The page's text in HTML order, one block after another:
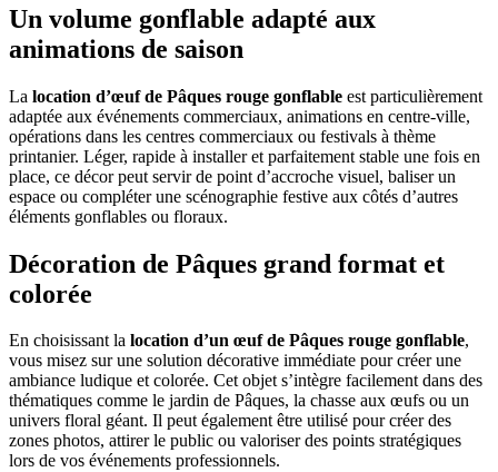
Un volume gonflable adapté aux
animations de saison
La location d’œuf de Pâques rouge gonflable est particulièrement
adaptée aux événements commerciaux, animations en centre-ville,
opérations dans les centres commerciaux ou festivals à thème
printanier. Léger, rapide à installer et parfaitement stable une fois en
place, ce décor peut servir de point d’accroche visuel, baliser un
espace ou compléter une scénographie festive aux côtés d’autres
éléments gonflables ou floraux.
Décoration de Pâques grand format et
colorée
En choisissant la location d’un œuf de Pâques rouge gonflable,
vous misez sur une solution décorative immédiate pour créer une
ambiance ludique et colorée. Cet objet s’intègre facilement dans des
thématiques comme le jardin de Pâques, la chasse aux œufs ou un
univers floral géant. Il peut également être utilisé pour créer des
zones photos, attirer le public ou valoriser des points stratégiques
lors de vos événements professionnels.